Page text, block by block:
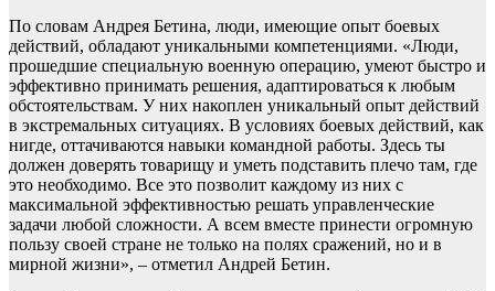
По словам Андрея Бетина, люди, имеющие опыт боевых
действий, обладают уникальными компетенциями. «Люди,
прошедшие специальную военную операцию, умеют быстро и
эффективно принимать решения, адаптироваться к любым
обстоятельствам. У них накоплен уникальный опыт действий
в экстремальных ситуациях. В условиях боевых действий, как
нигде, оттачиваются навыки командной работы. Здесь ты
должен доверять товарищу и уметь подставить плечо там, где
это необходимо. Все это позволит каждому из них с
максимальной эффективностью решать управленческие
задачи любой сложности. А всем вместе принести огромную
пользу своей стране не только на полях сражений, но и в
мирной жизни», – отметил Андрей Бетин.